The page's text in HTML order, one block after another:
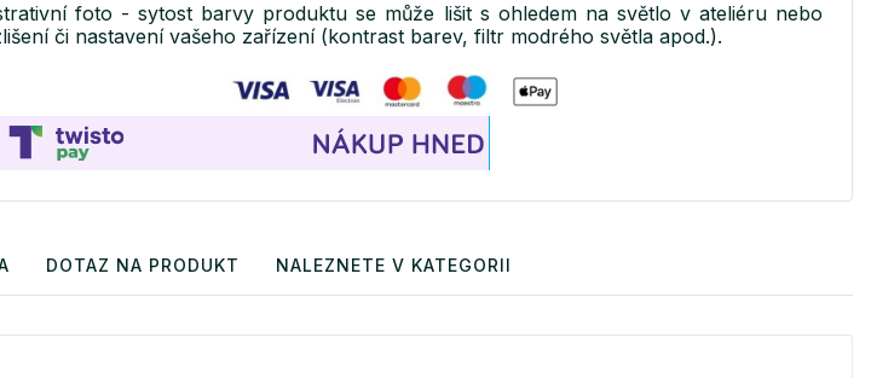
foto - sytost barvy produktu se může lišit s ohledem na světlo v ateliéru nebo
či nastavení vašeho zařízení (kontrast barev, filtr modrého světla apod.).
DOTAZ NA PRODUKT NALEZNETE V KATEGORII